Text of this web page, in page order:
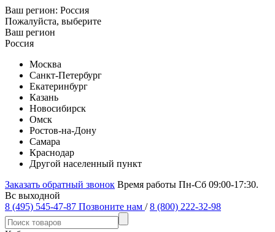
Ваш регион: Россия
Пожалуйста, выберите
Ваш регион
Россия
Москва
Санкт-Петербург
Екатеринбург
Казань
Новосибирск
Омск
Ростов-на-Дону
Самара
Краснодар
Другой населенный пункт
Заказать обратный звонок Время работы Пн-Сб 09:00-17:30.
Вс выходной
8 (495) 545-47-87 Позвоните нам / 8 (800) 222-32-98